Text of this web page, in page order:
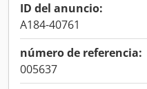
ID del anuncio:
A184-40761
número de referencia:
005637